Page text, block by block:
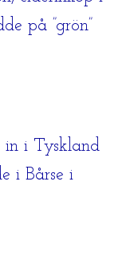
på ”grön”
in i Tyskland
i Bårse i